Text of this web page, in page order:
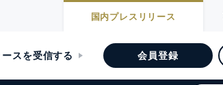
国内プレスリリース
スを受信する 会員登録